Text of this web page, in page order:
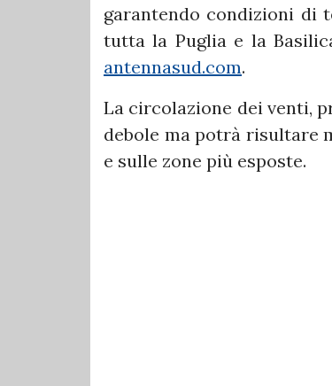
garantendo condizioni di
tutta la Puglia e la
antennasud.com.
La circolazione dei venti,
debole ma potrà risultare
e sulle zone più esposte.